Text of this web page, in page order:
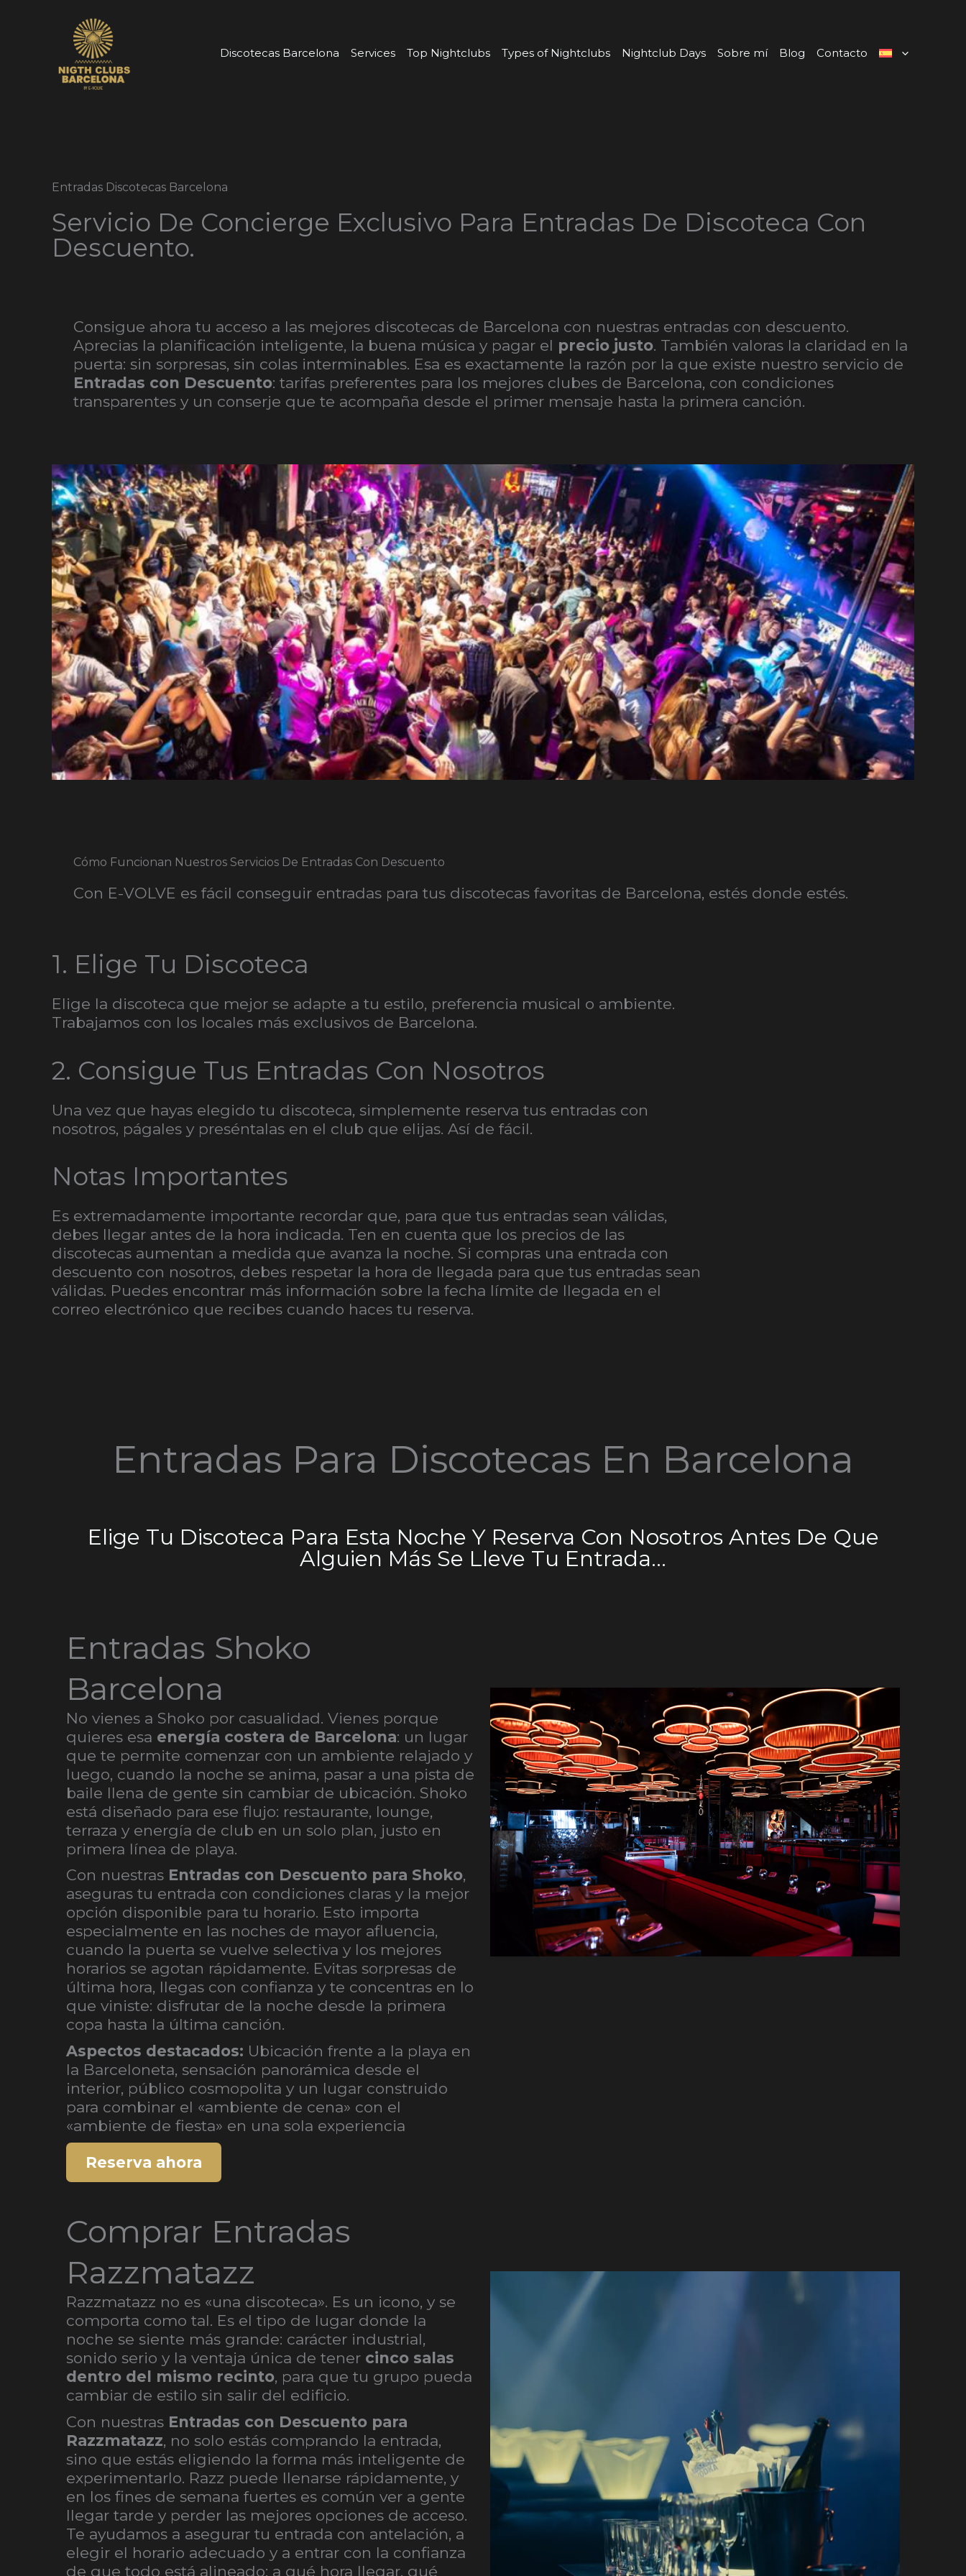
Discotecas Barcelona Services Top Nightclubs Types of Nightclubs Nightclub Days Sobre mí Blog Contacto
Entradas Discotecas Barcelona
Servicio De Concierge Exclusivo Para Entradas De Discoteca Con
Descuento.
Consigue ahora tu acceso a las mejores discotecas de Barcelona con nuestras entradas con descuento.
Aprecias la planificación inteligente, la buena música y pagar el precio justo. También valoras la claridad en la
puerta: sin sorpresas, sin colas interminables. Esa es exactamente la razón por la que existe nuestro servicio de
Entradas con Descuento: tarifas preferentes para los mejores clubes de Barcelona, con condiciones
transparentes y un conserje que te acompaña desde el primer mensaje hasta la primera canción.
Cómo Funcionan Nuestros Servicios De Entradas Con Descuento
Con E-VOLVE es fácil conseguir entradas para tus discotecas favoritas de Barcelona, estés donde estés.
1. Elige Tu Discoteca
Elige la discoteca que mejor se adapte a tu estilo, preferencia musical o ambiente.
Trabajamos con los locales más exclusivos de Barcelona.
2. Consigue Tus Entradas Con Nosotros
Una vez que hayas elegido tu discoteca, simplemente reserva tus entradas con
nosotros, págales y preséntalas en el club que elijas. Así de fácil.
Notas Importantes
Es extremadamente importante recordar que, para que tus entradas sean válidas,
debes llegar antes de la hora indicada. Ten en cuenta que los precios de las
discotecas aumentan a medida que avanza la noche. Si compras una entrada con
descuento con nosotros, debes respetar la hora de llegada para que tus entradas sean
válidas. Puedes encontrar más información sobre la fecha límite de llegada en el
correo electrónico que recibes cuando haces tu reserva.
Entradas Para Discotecas En Barcelona
Elige Tu Discoteca Para Esta Noche Y Reserva Con Nosotros Antes De Que
Alguien Más Se Lleve Tu Entrada...
Entradas Shoko
Barcelona
No vienes a Shoko por casualidad. Vienes porque
quieres esa energía costera de Barcelona: un lugar
que te permite comenzar con un ambiente relajado y
luego, cuando la noche se anima, pasar a una pista de
baile llena de gente sin cambiar de ubicación. Shoko
está diseñado para ese flujo: restaurante, lounge,
terraza y energía de club en un solo plan, justo en
primera línea de playa.
Con nuestras Entradas con Descuento para Shoko,
aseguras tu entrada con condiciones claras y la mejor
opción disponible para tu horario. Esto importa
especialmente en las noches de mayor afluencia,
cuando la puerta se vuelve selectiva y los mejores
horarios se agotan rápidamente. Evitas sorpresas de
última hora, llegas con confianza y te concentras en lo
que viniste: disfrutar de la noche desde la primera
copa hasta la última canción.
Aspectos destacados: Ubicación frente a la playa en
la Barceloneta, sensación panorámica desde el
interior, público cosmopolita y un lugar construido
para combinar el «ambiente de cena» con el
«ambiente de fiesta» en una sola experiencia
Reserva ahora
Comprar Entradas
Razzmatazz
Razzmatazz no es «una discoteca». Es un icono, y se
comporta como tal. Es el tipo de lugar donde la
noche se siente más grande: carácter industrial,
sonido serio y la ventaja única de tener cinco salas
dentro del mismo recinto, para que tu grupo pueda
cambiar de estilo sin salir del edificio.
Con nuestras Entradas con Descuento para
Razzmatazz, no solo estás comprando la entrada,
sino que estás eligiendo la forma más inteligente de
experimentarlo. Razz puede llenarse rápidamente, y
en los fines de semana fuertes es común ver a gente
llegar tarde y perder las mejores opciones de acceso.
Te ayudamos a asegurar tu entrada con antelación, a
elegir el horario adecuado y a entrar con la confianza
de que todo está alineado: a qué hora llegar, qué